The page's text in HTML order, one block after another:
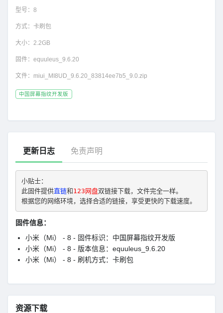
型号： 8
方式： 卡刷包
大小： 2.2GB
固件： equuleus_9.6.20
文件： miui_MI8UD_9.6.20_83814ee7b5_9.0.zip
中国屏幕指纹开发版
更新日志 免责声明
小贴士：
此固件提供直链和123网盘双链接下载，文件完全一样。
根据您的网络环境，选择合适的链接，享受更快的下载速度。
固件信息：
小米（Mi） - 8 - 固件标识：中国屏幕指纹开发版
小米（Mi） - 8 - 版本信息：equuleus_9.6.20
小米（Mi） - 8 - 刷机方式：卡刷包
资源下载